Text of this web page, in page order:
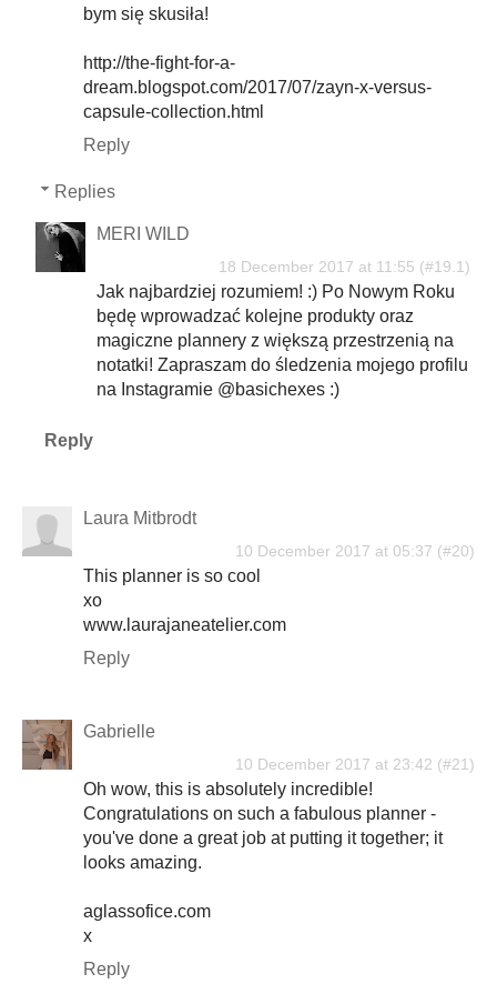
bym się skusiła!
http://the-fight-for-a-
dream.blogspot.com/2017/07/zayn-x-versus-
capsule-collection.html
Reply
Replies
MERI WILD
18 December 2017 at 11:55
Jak najbardziej rozumiem! :) Po Nowym Roku
będę wprowadzać kolejne produkty oraz
magiczne plannery z większą przestrzenią na
notatki! Zapraszam do śledzenia mojego profilu
na Instagramie @basichexes :)
Reply
Laura Mitbrodt
10 December 2017 at 05:37
This planner is so cool
xo
www.laurajaneatelier.com
Reply
Gabrielle
10 December 2017 at 23:42
Oh wow, this is absolutely incredible!
Congratulations on such a fabulous planner -
you've done a great job at putting it together; it
looks amazing.
aglassofice.com
x
Reply